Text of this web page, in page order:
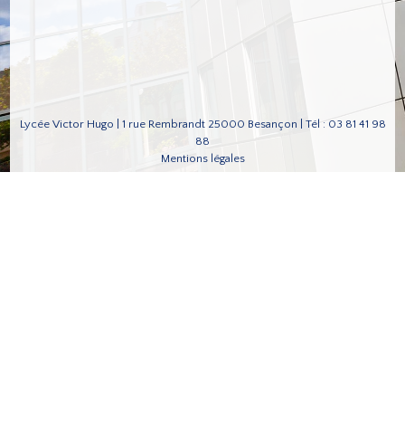
Lycée Victor Hugo | 1 rue Rembrandt 25000 Besançon | Tél : 03 81 41 98
88
Mentions légales